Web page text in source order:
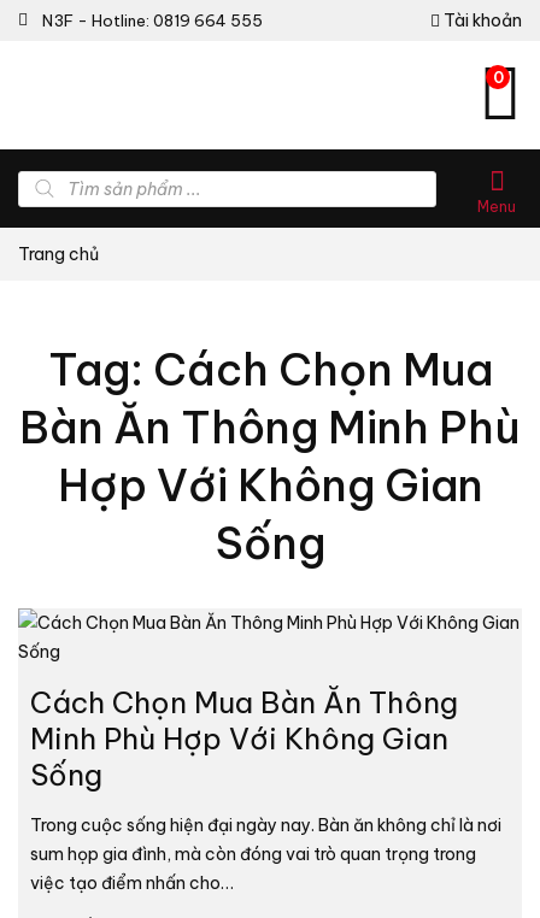
N3F - Hotline: 0819 664 555 Tài khoản
0
Tìm
kiếm
sản
phẩm
Menu
Trang chủ
Tag: Cách Chọn Mua
Bàn Ăn Thông Minh Phù
Hợp Với Không Gian
Sống
Cách Chọn Mua Bàn Ăn Thông
Minh Phù Hợp Với Không Gian
Sống
Trong cuộc sống hiện đại ngày nay. Bàn ăn không chỉ là nơi
sum họp gia đình, mà còn đóng vai trò quan trọng trong
việc tạo điểm nhấn cho…